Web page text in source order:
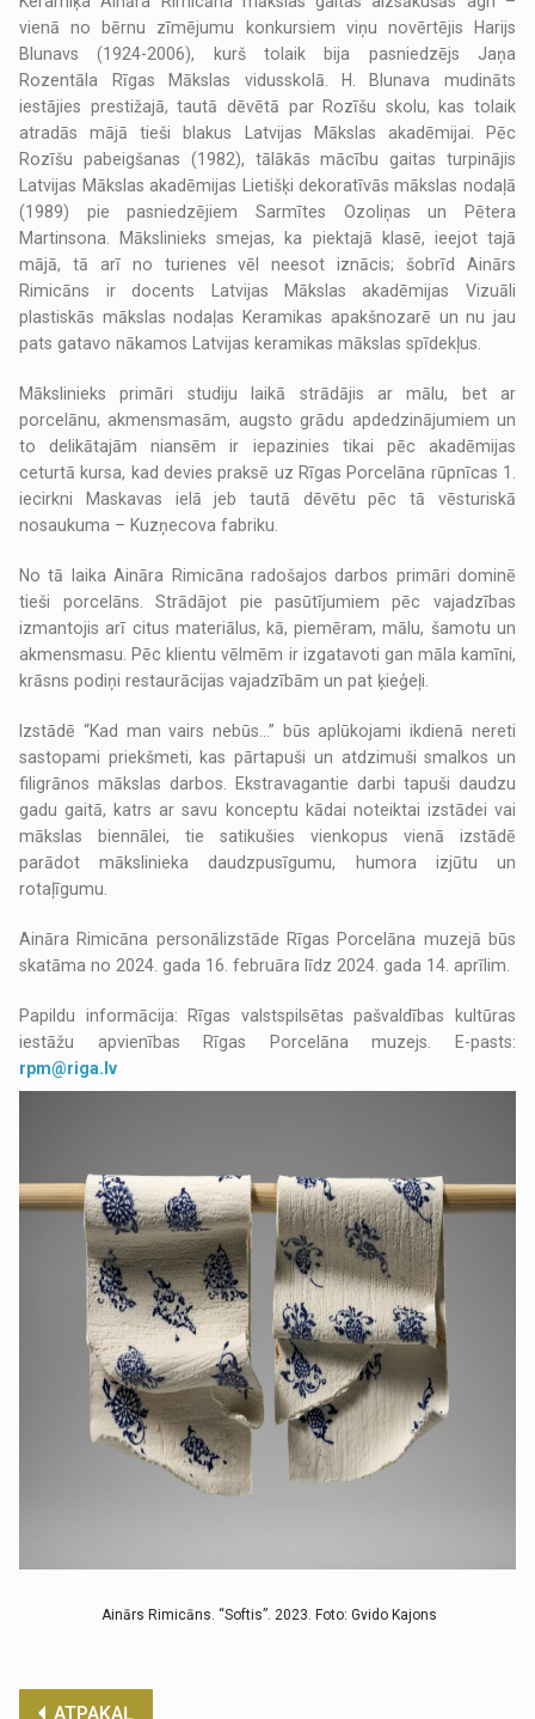
vienā no bērnu zīmējumu konkursiem viņu novērtējis Harijs
Blunavs (1924-2006), kurš tolaik bija pasniedzējs Jaņa
Rozentāla Rīgas Mākslas vidusskolā. H. Blunava mudināts
iestājies prestižajā, tautā dēvētā par Rozīšu skolu, kas tolaik
atradās mājā tieši blakus Latvijas Mākslas akadēmijai. Pēc
Rozīšu pabeigšanas (1982), tālākās mācību gaitas turpinājis
Latvijas Mākslas akadēmijas Lietišķi dekoratīvās mākslas nodaļā
(1989) pie pasniedzējiem Sarmītes Ozoliņas un Pētera
Martinsona. Mākslinieks smejas, ka piektajā klasē, ieejot tajā
mājā, tā arī no turienes vēl neesot iznācis; šobrīd Ainārs
Rimicāns ir docents Latvijas Mākslas akadēmijas Vizuāli
plastiskās mākslas nodaļas Keramikas apakšnozarē un nu jau
pats gatavo nākamos Latvijas keramikas mākslas spīdekļus.
Mākslinieks primāri studiju laikā strādājis ar mālu, bet ar
porcelānu, akmensmasām, augsto grādu apdedzinājumiem un
to delikātajām niansēm ir iepazinies tikai pēc akadēmijas
ceturtā kursa, kad devies praksē uz Rīgas Porcelāna rūpnīcas 1.
iecirkni Maskavas ielā jeb tautā dēvētu pēc tā vēsturiskā
nosaukuma – Kuzņecova fabriku.
No tā laika Aināra Rimicāna radošajos darbos primāri dominē
tieši porcelāns. Strādājot pie pasūtījumiem pēc vajadzības
izmantojis arī citus materiālus, kā, piemēram, mālu, šamotu un
akmensmasu. Pēc klientu vēlmēm ir izgatavoti gan māla kamīni,
krāsns podiņi restaurācijas vajadzībām un pat ķieģeļi.
Izstādē “Kad man vairs nebūs…” būs aplūkojami ikdienā nereti
sastopami priekšmeti, kas pārtapuši un atdzimuši smalkos un
filigrānos mākslas darbos. Ekstravagantie darbi tapuši daudzu
gadu gaitā, katrs ar savu konceptu kādai noteiktai izstādei vai
mākslas biennālei, tie satikušies vienkopus vienā izstādē
parādot mākslinieka daudzpusīgumu, humora izjūtu un
rotaļīgumu.
Aināra Rimicāna personālizstāde Rīgas Porcelāna muzejā būs
skatāma no 2024. gada 16. februāra līdz 2024. gada 14. aprīlim.
Papildu informācija: Rīgas valstspilsētas pašvaldības kultūras
iestāžu apvienības Rīgas Porcelāna muzejs. E-pasts:
rpm@riga.lv
Ainārs Rimicāns. “Softis”. 2023. Foto: Gvido Kajons
ATPAKAĻ